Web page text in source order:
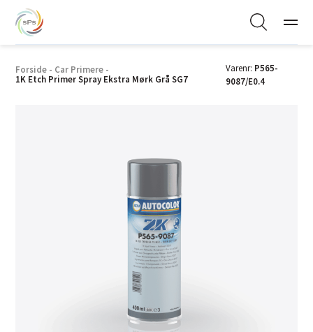
Forside - Car Primere -
1K Etch Primer Spray Ekstra Mørk Grå SG7
Varenr: P565-
9087/E0.4